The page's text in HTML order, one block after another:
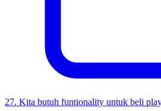
27. Kita butuh funtionality untuk beli